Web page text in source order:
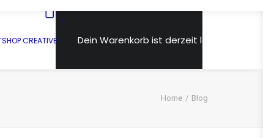
SHOP CREATIVE Dein Warenkorb ist derzeit leer.
Home Blog